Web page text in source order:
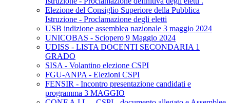
Elezione del Consiglio Superiore della Pubblica
Istruzione - Proclamazione degli eletti
USB indizione assemblea nazionale 3 maggio 2024
UNICOBAS - Sciopero 9 Maggio 2024
UDISS - LISTA DOCENTI SECONDARIA 1
GRADO
SISA - Volantino elezione CSPI
FGU-ANPA - Elezioni CSPI
FENSIR - Incontro presentazione candidati e
programma 3 MAGGIO